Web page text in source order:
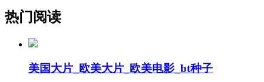
热门阅读
美国大片_欧美大片_欧美电影_bt种子